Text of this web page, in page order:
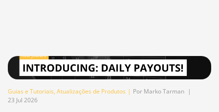
Guias e Tutoriais, Atualizações de Produtos | Por Marko Tarman |
23 Jul 2026